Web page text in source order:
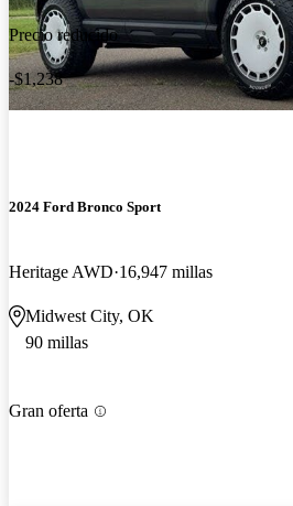
Precio reducido
-$1,238
2024 Ford Bronco Sport
Heritage AWD 16,947 millas
Midwest City, OK
90 millas
Gran oferta